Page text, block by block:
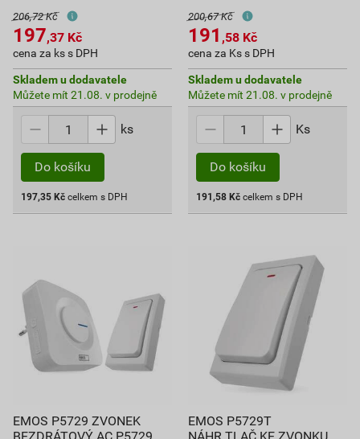
206,72 Kč
197,37 Kč
cena za ks s DPH
Skladem u dodavatele
Můžete mít 21.08. v prodejně
ks
Do košíku
197,35 Kč celkem s DPH
200,67 Kč
191 ,58 Kč
cena za Ks s DPH
Skladem u dodavatele
Můžete mít 21.08. v prodejně
Ks
Do košíku
191,58 Kč celkem s DPH
EMOS P5729 ZVONEK
EMOS P5729T